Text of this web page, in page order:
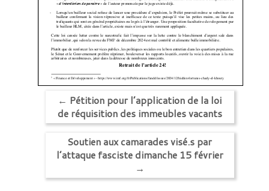
← Pétition pour l’application de la loi
de réquisition des immeubles vacants
Soutien aux camarades visé.s par
l’attaque fasciste dimanche 15 février
→